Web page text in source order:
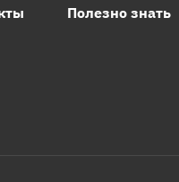
Полезно знать